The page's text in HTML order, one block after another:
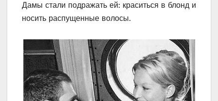
Дамы стали подражать ей: краситься в блонд и
носить распущенные волосы.